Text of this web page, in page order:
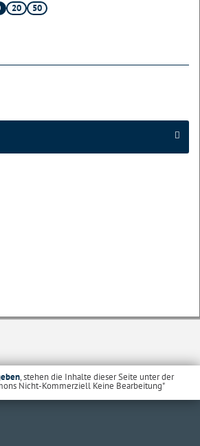
20 50
, stehen die Inhalte dieser Seite unter der